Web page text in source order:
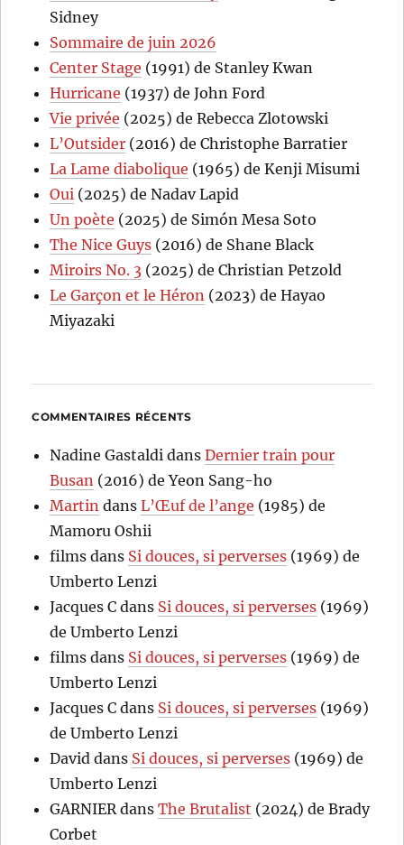
Sidney
Sommaire de juin 2026
Center Stage (1991) de Stanley Kwan
Hurricane (1937) de John Ford
Vie privée (2025) de Rebecca Zlotowski
L’Outsider (2016) de Christophe Barratier
La Lame diabolique (1965) de Kenji Misumi
Oui (2025) de Nadav Lapid
Un poète (2025) de Simón Mesa Soto
The Nice Guys (2016) de Shane Black
Miroirs No. 3 (2025) de Christian Petzold
Le Garçon et le Héron (2023) de Hayao
Miyazaki
COMMENTAIRES RÉCENTS
Nadine Gastaldi dansDernier train pour
Busan (2016) de Yeon Sang-ho
Martin dansL’Œuf de l’ange (1985) de
Mamoru Oshii
films dans Si douces, si perverses (1969) de
Umberto Lenzi
Jacques C dans Si douces, si perverses (1969)
de Umberto Lenzi
films dans Si douces, si perverses (1969) de
Umberto Lenzi
Jacques C dans Si douces, si perverses (1969)
de Umberto Lenzi
David dans Si douces, si perverses (1969) de
Umberto Lenzi
GARNIERdansThe Brutalist (2024) de Brady
Corbet